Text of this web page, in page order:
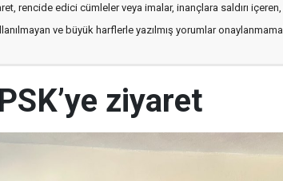
rencide edici cümleler veya imalar, inançlara saldırı
ve büyük harflerle yazılmış yorumlar
ziyaret